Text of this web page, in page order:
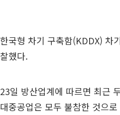
한국형 차기 구축함(KDDX) 차
찰했다.
23일 방산업계에 따르면 최근
대중공업은 모두 불참한 것으